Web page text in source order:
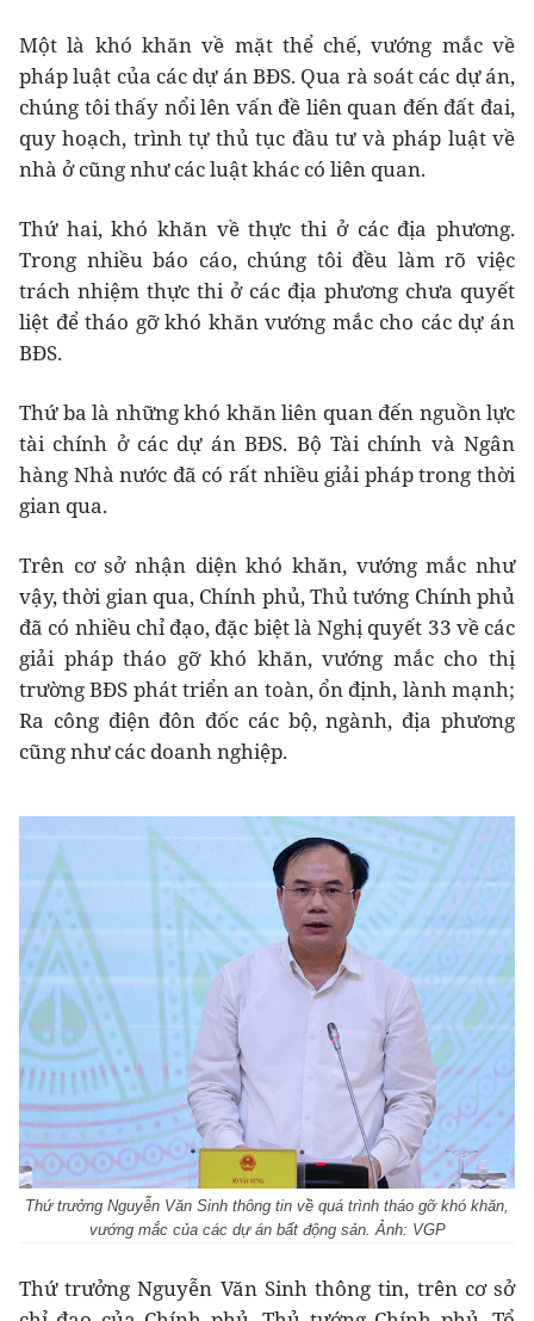
Một là khó khăn về mặt thể chế, vướng mắc về
pháp luật của các dự án BĐS. Qua rà soát các dự án,
chúng tôi thấy nổi lên vấn đề liên quan đến đất đai,
quy hoạch, trình tự thủ tục đầu tư và pháp luật về
nhà ở cũng như các luật khác có liên quan.
Thứ hai, khó khăn về thực thi ở các địa phương.
Trong nhiều báo cáo, chúng tôi đều làm rõ việc
trách nhiệm thực thi ở các địa phương chưa quyết
liệt để tháo gỡ khó khăn vướng mắc cho các dự án
BĐS.
Thứ ba là những khó khăn liên quan đến nguồn lực
tài chính ở các dự án BĐS. Bộ Tài chính và Ngân
hàng Nhà nước đã có rất nhiều giải pháp trong thời
gian qua.
Trên cơ sở nhận diện khó khăn, vướng mắc như
vậy, thời gian qua, Chính phủ, Thủ tướng Chính phủ
đã có nhiều chỉ đạo, đặc biệt là Nghị quyết 33 về các
giải pháp tháo gỡ khó khăn, vướng mắc cho thị
trường BĐS phát triển an toàn, ổn định, lành mạnh;
Ra công điện đôn đốc các bộ, ngành, địa phương
cũng như các doanh nghiệp.
Thứ trưởng Nguyễn Văn Sinh thông tin về quá trình tháo gỡ khó khăn,
vướng mắc của các dự án bất động sản. Ảnh: VGP
Thứ trưởng Nguyễn Văn Sinh thông tin, trên cơ sở